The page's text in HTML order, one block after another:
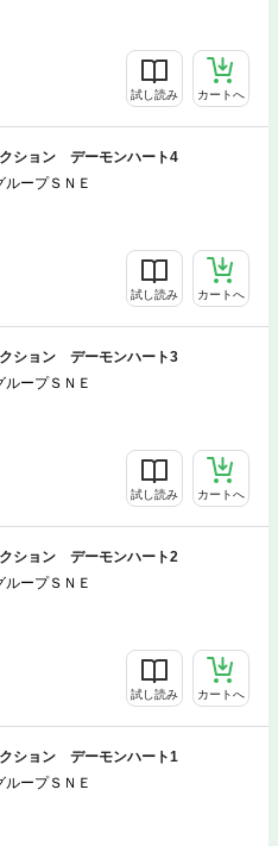
試し読み カートへ
ション デーモンハート4
ープＳＮＥ
試し読み カートへ
ション デーモンハート3
ープＳＮＥ
試し読み カートへ
ション デーモンハート2
ープＳＮＥ
試し読み カートへ
ション デーモンハート1
ープＳＮＥ